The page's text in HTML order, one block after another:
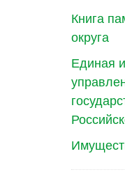
Книга
округа
Единая